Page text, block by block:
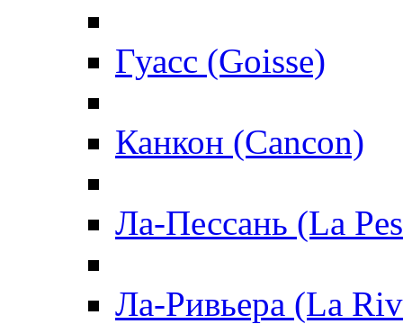
Гуасс (Goisse)
Канкон (Cancon)
Ла-Пессань (La
Ла-Ривьера (La